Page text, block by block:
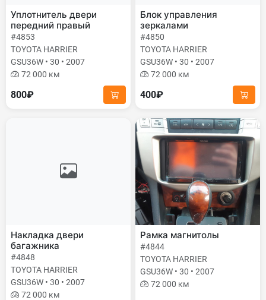
Уплотнитель двери
передний правый
#4853
TOYOTA HARRIER
GSU36W • 30 • 2007
72 000 км
800₽
Блок управления
зеркалами
#4850
TOYOTA HARRIER
GSU36W • 30 • 2007
72 000 км
400₽
Накладка двери
багажника
#4848
TOYOTA HARRIER
GSU36W • 30 • 2007
72 000 км
Рамка магнитолы
#4844
TOYOTA HARRIER
GSU36W • 30 • 2007
72 000 км